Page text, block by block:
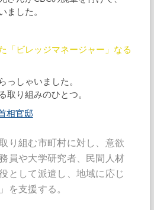
ました。
「ビレッジマネージャー」なる
っしゃいました。
取り組みのひとつ。
相官邸
り組む市町村に対し、意欲
員や大学研究者、民間人材
として派遣し、地域に応じ
を支援する。